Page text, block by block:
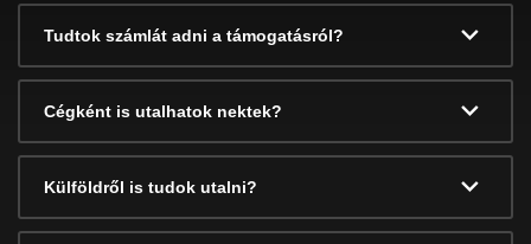
Tudtok számlát adni a támogatásról?
Cégként is utalhatok nektek?
Külföldről is tudok utalni?